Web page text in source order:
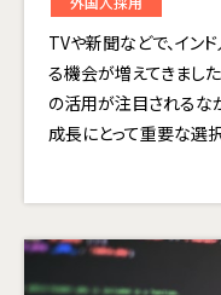
TVや新聞などで、イン
る機会が増えてきまし
の活用が注目されるな
成長にとって重要な選